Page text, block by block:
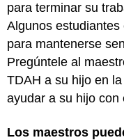
para terminar su
Algunos
para mantenerse
Pregúntele al
TDAH a su hijo en
ayudar a su hijo con
Los maestros